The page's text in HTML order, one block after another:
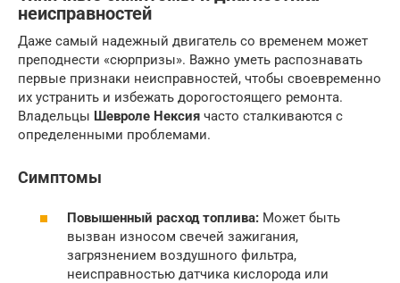
неисправностей
Даже самый надежный двигатель со временем может
преподнести «сюрпризы». Важно уметь распознавать
первые признаки неисправностей, чтобы своевременно
их устранить и избежать дорогостоящего ремонта.
Владельцы Шевроле Нексия часто сталкиваются с
определенными проблемами.
Симптомы
Повышенный расход топлива: Может быть
вызван износом свечей зажигания,
загрязнением воздушного фильтра,
неисправностью датчика кислорода или